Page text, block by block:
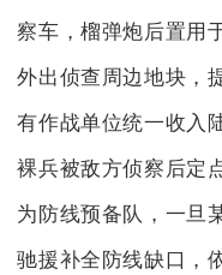
察车，榴弹炮后置用
外出侦查周边地块，
有作战单位统一收入
裸兵被敌方侦察后定
为防线预备队，一旦
驰援补全防线缺口，